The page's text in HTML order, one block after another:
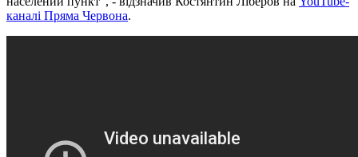
каналі Пряма Червона.